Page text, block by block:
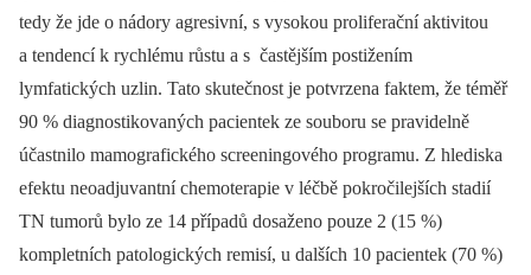
tedy že jde o nádory agresivní, s vysokou proliferační aktivitou
a tendencí k rychlému růstu a s častějším postižením
lymfatických uzlin. Tato skutečnost je potvrzena faktem, že téměř
90 % diagnostikovaných pacientek ze souboru se pravidelně
účastnilo mamografického screeningového programu. Z hlediska
efektu neoadjuvantní chemoterapie v léčbě pokročilejších stadií
TN tumorů bylo ze 14 případů dosaženo pouze 2 (15 %)
kompletních patologických remisí, u dalších 10 pacientek (70 %)